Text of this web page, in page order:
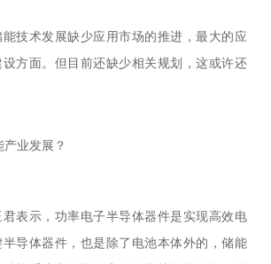
技术发展缺少应用市场的推进，最大的应
方面。但目前还缺少相关规划，这或许还
业发展？
表示，功率电子半导体器件是实现高效电
导体器件，也是除了电池本体外的，储能